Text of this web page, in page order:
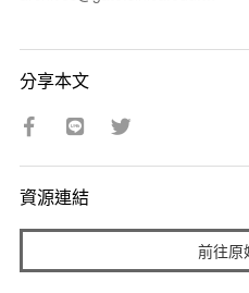
分享本文
資源連結
前往原